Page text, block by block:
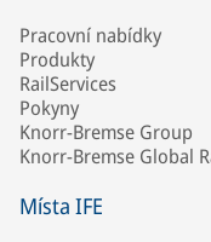
Pracovní nabídky
Produkty
RailServices
Pokyny
Knorr-Bremse Group
Knorr-Bremse Global
Místa IFE